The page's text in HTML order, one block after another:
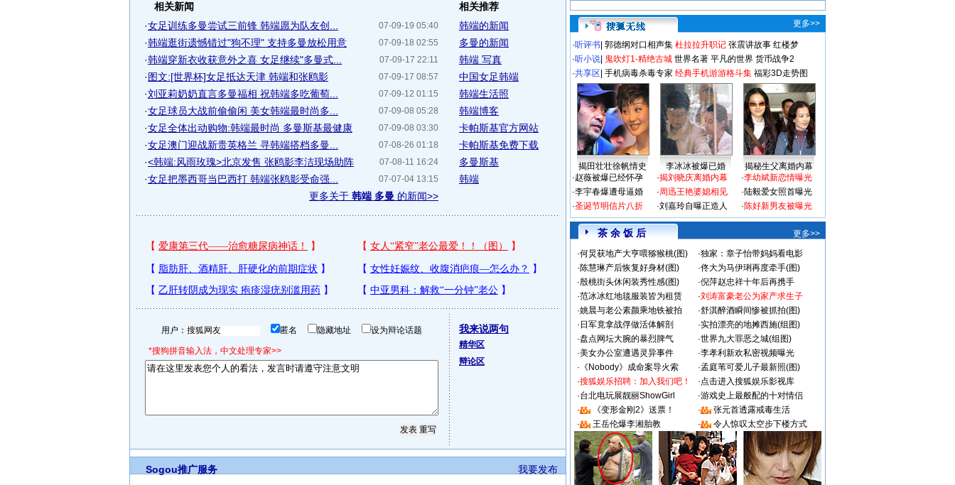
相关新闻
07-09-19 05:40
·女足训练多曼尝试三前锋 韩端愿为队友创...
07-09-18 02:55
·韩端逛街遗憾错过"狗不理" 支持多曼放松用意
07-09-17 22:11
·韩端穿新衣收获意外之喜 女足继续"多曼式...
07-09-17 08:57
·图文:[世界杯]女足抵达天津 韩端和张鸥影
07-09-12 01:15
·刘亚莉奶奶直言多曼福相 祝韩端多吃葡萄...
07-09-08 05:28
·女足球员大战前偷偷闲 美女韩端最时尚多...
07-09-08 03:30
·女足全体出动购物:韩端最时尚 多曼斯基最健康
07-08-26 01:18
·女足澳门迎战新贵英格兰 寻韩端搭档多曼...
07-08-11 16:24
·<韩端:风雨玫瑰>北京发售 张鸥影李洁现场助阵
07-07-04 13:15
·女足把墨西哥当巴西打 韩端张鸥影受命强...
更多关于 韩端 多曼 的新闻>>
相关推荐
韩端的新闻
多曼的新闻
韩端 写真
中国女足韩端
韩端生活照
韩端博客
卡帕斯基官方网站
卡帕斯基免费下载
多曼斯基
韩端
用户： 匿名 隐藏地址 设为辩论话题
*搜狗拼音输入法，中文处理专家>>
我来说两句
精华区
辩论区
我要发布
Sogou推广服务
更多>>
·听评书 郭德纲对口相声集 杜拉拉升职记 张震讲故事 红楼梦
·听小说 鬼吹灯1-精绝古城 世界名著 平凡的世界 货币战争2
·共享区 手机病毒杀毒专家 经典手机游游格斗集 福彩3D走势图
揭田壮壮徐帆情史 李冰冰被爆已婚
揭秘生父离婚内幕
·赵薇被爆已经怀孕
·李宇春爆遭母逼婚
·圣诞节明信片八折
·揭刘晓庆离婚内幕
·周迅王艳婆媳相见
·刘嘉玲自曝正造人
·李幼斌新恋情曝光
·陆毅爱女照首曝光
·陈好新男友被曝光
茶 余 饭 后
更多>>
·何炅获地产大亨喂猕猴桃(图) ·独家：章子怡带妈妈看电影
·陈慧琳产后恢复好身材(图) ·佟大为马伊琍再度牵手(图)
·殷桃街头休闲装秀性感(图) ·倪萍赵忠祥十年后再携手
·范冰冰红地毯服装皆为租赁 ·刘涛富豪老公为家产求生子
·姚晨与老公素颜乘地铁被拍 ·舒淇醉酒瞬间惨被抓拍(图)
· 日军竟拿战俘做活体解剖 ·实拍漂亮的地摊西施(组图)
·盘点网坛大腕的暴烈脾气 ·世界九大罪恶之城(组图)
·美女办公室遭遇灵异事件 ·李孝利新欢私密视频曝光
· 《Nobody》成命案导火索 ·孟庭苇可爱儿子最新照(图)
·搜狐娱乐招聘：加入我们吧！ ·点击进入搜狐娱乐影视库
·台北电玩展靓丽ShowGirl ·游戏史上最般配的十对情侣
·
《变形金刚2》送票！ ·
张元首透露戒毒生活
·
王岳伦爆李湘胎教 · 令人惊叹太空步下楼方式